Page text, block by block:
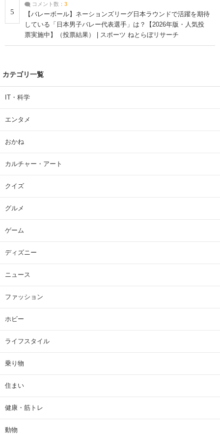
5
コメント数： 3
【バレーボール】ネーションズリーグ日本ラウンドで活躍を期待
している「日本男子バレー代表選手」は？【2026年版・人気投
票実施中】（投票結果） | スポーツ ねとらぼリサーチ
カテゴリ一覧
IT・科学
エンタメ
おかね
カルチャー・アート
クイズ
グルメ
ゲーム
ディズニー
ニュース
ファッション
ホビー
ライフスタイル
乗り物
住まい
健康・筋トレ
動物